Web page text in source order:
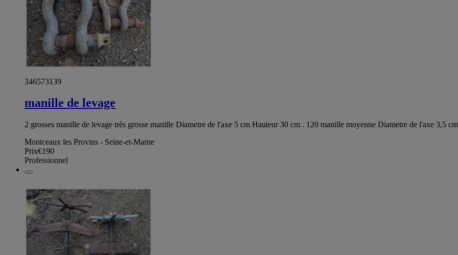
346573139
manille de levage
2 grosses manille de levage très grosse manille Diametre de l'axe 5 cm Hauteur 30 cm . 120 manille moyenne Diametre de l'axe 3,5
Montceaux les Provins - Seine-et-Marne
Prix€190
Professionnel